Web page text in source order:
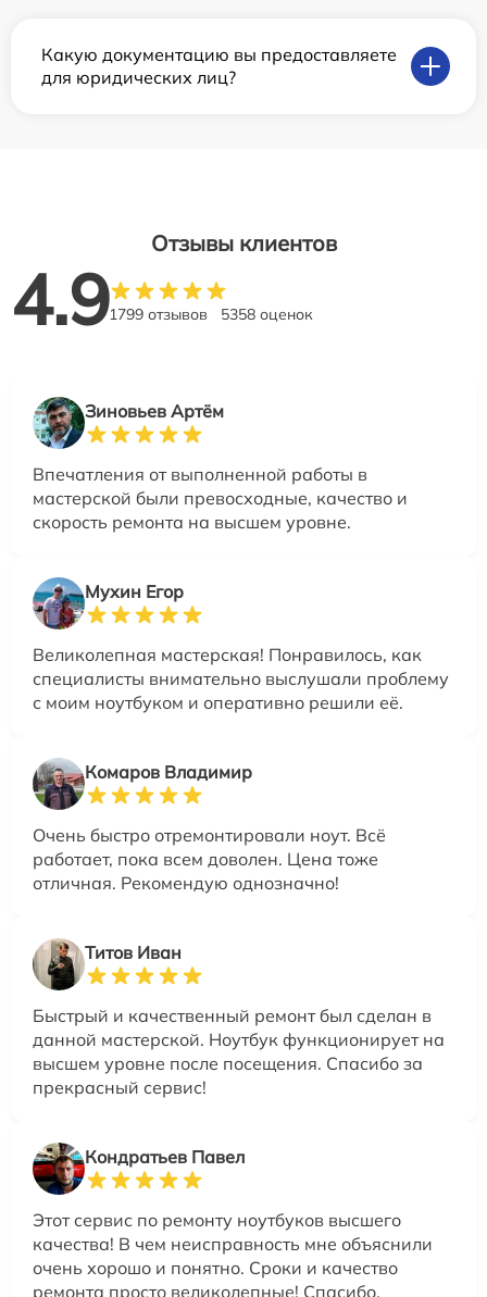
Какую документацию вы предоставляете
для юридических лиц?
Отзывы клиентов
4.91799 отзывов 5358 оценок
Зиновьев Артём
Впечатления от выполненной работы в
мастерской были превосходные, качество и
скорость ремонта на высшем уровне.
Мухин Егор
Великолепная мастерская! Понравилось, как
специалисты внимательно выслушали проблему
с моим ноутбуком и оперативно решили её.
Комаров Владимир
Очень быстро отремонтировали ноут. Всё
работает, пока всем доволен. Цена тоже
отличная. Рекомендую однозначно!
Титов Иван
Быстрый и качественный ремонт был сделан в
данной мастерской. Ноутбук функционирует на
высшем уровне после посещения. Спасибо за
прекрасный сервис!
Кондратьев Павел
Этот сервис по ремонту ноутбуков высшего
качества! В чем неисправность мне объяснили
очень хорошо и понятно. Сроки и качество
ремонта просто великолепные! Спасибо,